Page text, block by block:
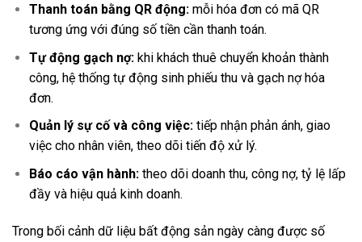
Thanh toán bằng QR động:mỗi hóa đơn có mã QR
tương ứng với đúng số tiền cần thanh toán.
Tự động gạch nợ:khi khách thuê chuyển khoản thành
công, hệ thống tự động sinh phiếu thu và gạch nợ hóa
đơn.
Quản lý sự cố và công việc:tiếp nhận phản ánh, giao
việc cho nhân viên, theo dõi tiến độ xử lý.
Báo cáo vận hành:theo dõi doanh thu, công nợ, tỷ lệ lấp
đầy và hiệu quả kinh doanh.
Trong bối cảnh dữ liệu bất động sản ngày càng được số